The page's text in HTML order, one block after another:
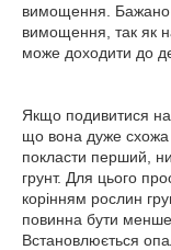
вимощення. Бажано
вимощення, так як
може доходити до
Якщо подивитися на
що вона дуже схожа
покласти перший,
грунт. Для цього
корінням рослин
повинна бути менше
Встановлюється